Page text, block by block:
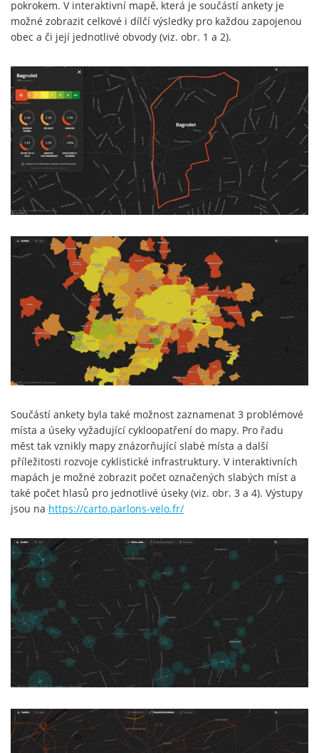
pokrokem. V interaktivní mapě, která je součástí ankety je
možné zobrazit celkové i dílčí výsledky pro každou zapojenou
obec a či její jednotlivé obvody (viz. obr. 1 a 2).
Součástí ankety byla také možnost zaznamenat 3 problémové
místa a úseky vyžadující cykloopatření do mapy. Pro řadu
měst tak vznikly mapy znázorňující slabé místa a další
příležitosti rozvoje cyklistické infrastruktury. V interaktivních
mapách je možné zobrazit počet označených slabých míst a
také počet hlasů pro jednotlivé úseky (viz. obr. 3 a 4). Výstupy
jsou na https://carto.parlons-velo.fr/